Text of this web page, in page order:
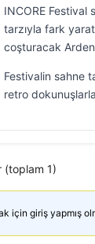
INCORE Festival
tarzıyla fark
coşturacak
Festivalin sahne
retro
(toplam 1)
için giriş yapmış